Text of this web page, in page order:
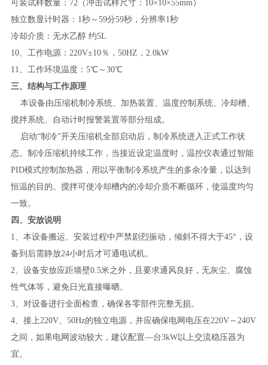
可装试样数量：72（冲击试样尺寸：10×10×55mm）
独立数显计时器：1秒～59分59秒，分辨率1秒
冷却介质：无水乙醇 约5L
10、工作电源：220V±10％，50HZ，2.0kW
11、工作环境温度：5℃～30℃
三、结构与工作原理
本设备由压缩机制冷系统、加热装置、温度控制系统、冷却槽、
搅拌系统、自动计时报警装置等部分组成。
启动“制冷”开关压缩机全部启动后，制冷系统进入正式工作状
态。制冷压缩机持续工作，当接近设定温度时，温控仪表通过智能
PID模式控制加热器，用以平衡制冷系统产生的多余冷量，以达到
恒温的目的。搅拌可使冷却槽内的冷却介质不断循环，使温度均匀
一致。
四、安放说明
1、本设备搬运、安装过程中严禁剧烈振动，倾斜不得大于45°，设
备到后需静放24小时后才可通电试机。
2、设备安放应距墙壁0.5米之外，且要求通风良好，无灰尘、腐蚀
性气体等，避免日光直接曝晒。
3、对设备进行全面检查，确保各零部件完整无损。
4、接上220V、50Hz的独立电源，并应确保电网电压在220V～240V
之间，如果电网波动较大，建议配置—台3kW以上交流稳压器为
宜。